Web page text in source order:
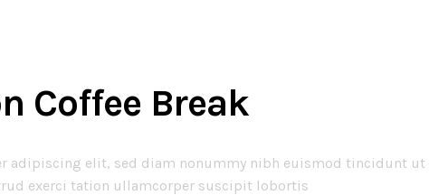
Coffee Break
adipiscing elit, sed diam nonummy nibh euismod tincidunt
exerci tation ullamcorper suscipit lobortis